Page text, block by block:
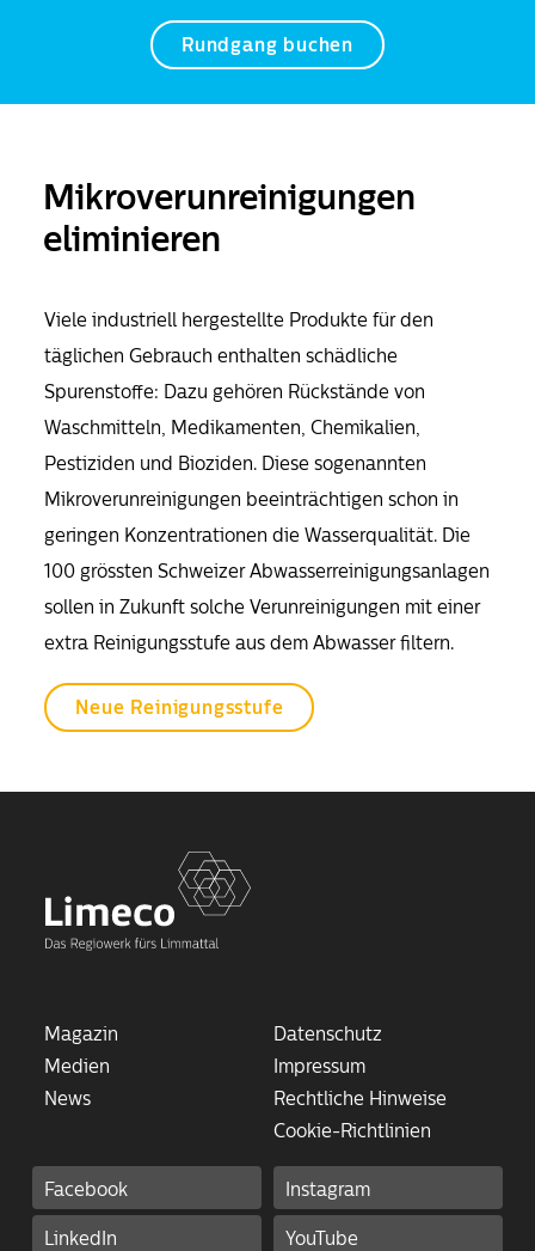
Rundgang buchen
Mikroverunreinigungen
eliminieren
Viele industriell hergestellte Produkte für den
täglichen Gebrauch enthalten schädliche
Spurenstoffe: Dazu gehören Rückstände von
Waschmitteln, Medikamenten, Chemikalien,
Pestiziden und Bioziden. Diese sogenannten
Mikroverunreinigungen beeinträchtigen schon in
geringen Konzentrationen die Wasserqualität. Die
100 grössten Schweizer Abwasserreinigungsanlagen
sollen in Zukunft solche Verunreinigungen mit einer
extra Reinigungsstufe aus dem Abwasser filtern.
Neue Reinigungsstufe
Magazin
Medien
News
Datenschutz
Impressum
Rechtliche Hinweise
Cookie-Richtlinien
Facebook Instagram
LinkedIn YouTube